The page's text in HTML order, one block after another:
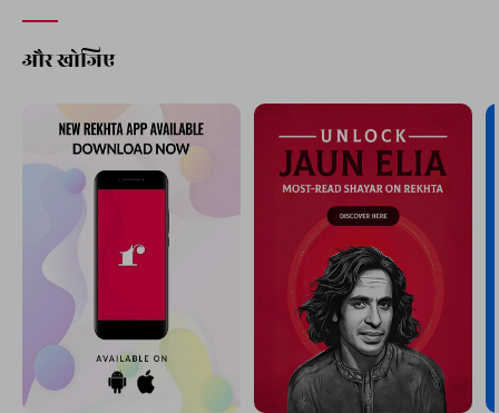
बजा कि पाबंद-ए-कूचा-ए-नाज़ हम हुए थे
यहीं से पर ले के महव-ए-परवाज़ हम हुए थे
अब्दुल अहद साज़
दाग़ दिल के जला गया कोई
ग़म की लज़्ज़त बढ़ा गया कोई
आज़िम गुरविंदर सिंह कोहली